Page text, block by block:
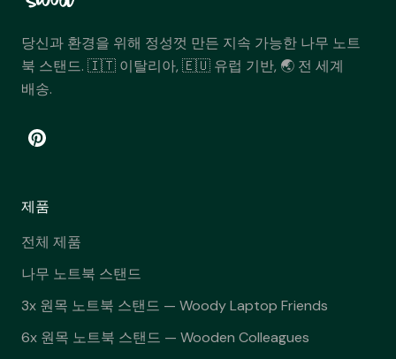
당신과 환경을 위해 정성껏 만든 지속 가능한 나무 노트
북 스탠드. 🇮🇹 이탈리아, 🇪🇺 유럽 기반, 🌏 전 세계
배송.
제품
전체 제품
나무 노트북 스탠드
3x 원목 노트북 스탠드 — Woody Laptop Friends
6x 원목 노트북 스탠드 — Wooden Colleagues